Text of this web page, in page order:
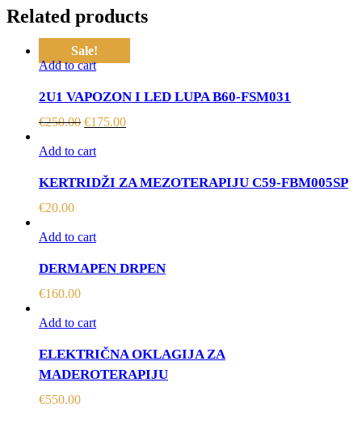
Related products
Sale!
Add to cart
2U1 VAPOZON I LED LUPA B60-FSM031
€250.00 €175.00
Add to cart
KERTRIDŽI ZA MEZOTERAPIJU C59-FBM005SP
€20.00
Add to cart
DERMAPEN DRPEN
€160.00
Add to cart
ELEKTRIČNA OKLAGIJA ZA
MADEROTERAPIJU
€550.00